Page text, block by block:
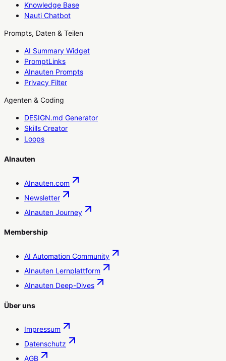
Knowledge Base
Nauti Chatbot
Prompts, Daten & Teilen
AI Summary Widget
PromptLinks
AInauten Prompts
Privacy Filter
Agenten & Coding
DESIGN.md Generator
Skills Creator
Loops
AInauten
AInauten.com
Newsletter
AInauten Journey
Membership
AI Automation Community
AInauten Lernplattform
AInauten Deep-Dives
Über uns
Impressum
Datenschutz
AGB